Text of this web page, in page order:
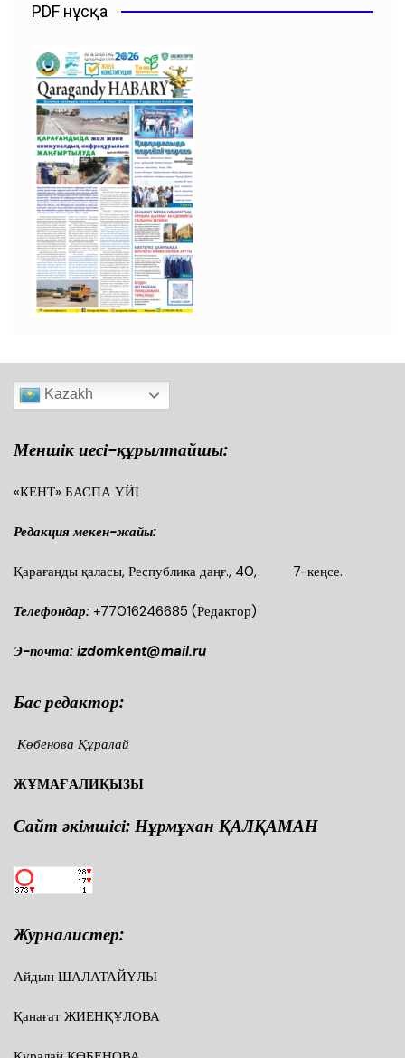
PDF нұсқа
Kazakh
Меншік иесі-құрылтайшы:
«КЕНТ» БАСПА ҮЙІ
Редакция мекен-жайы:
Қарағанды қаласы, Республика даңғ., 40, 7-кеңсе.
Телефондар: +77016246685 (Редактор)
Э-почта: izdomkent@mail.ru
Бас редактор:
Көбенова Құралай
ЖҰМАҒАЛИҚЫЗЫ
Сайт әкімшісі: Нұрмұхан ҚАЛҚАМАН
Журналистер:
Айдын ШАЛАТАЙҰЛЫ
Қанағат ЖИЕНҚҰЛОВА